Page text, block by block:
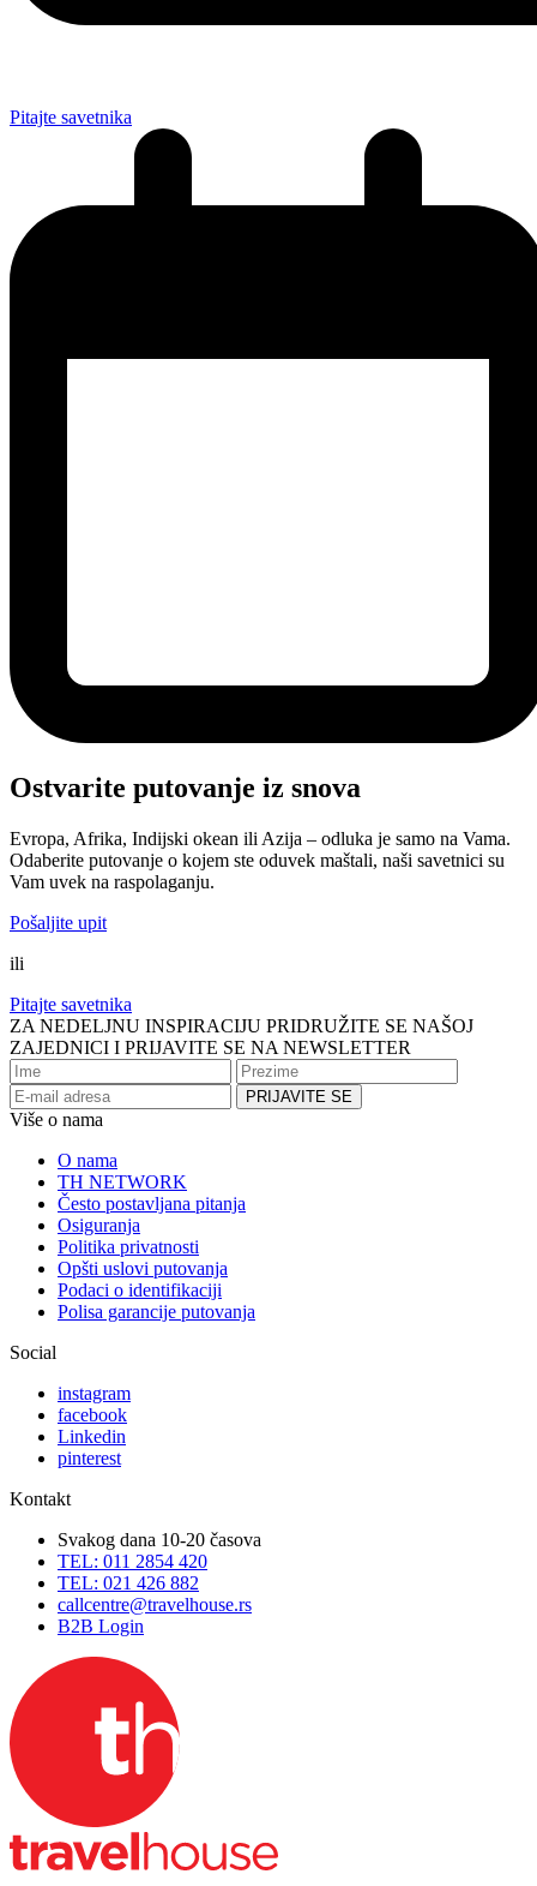
Pitajte savetnika
Ostvarite putovanje iz snova
Evropa, Afrika, Indijski okean ili Azija – odluka je samo na Vama.
Odaberite putovanje o kojem ste oduvek maštali, naši savetnici su
Vam uvek na raspolaganju.
Pošaljite upit
ili
Pitajte savetnika
ZA NEDELJNU INSPIRACIJU PRIDRUŽITE SE NAŠOJ
ZAJEDNICI I PRIJAVITE SE NA NEWSLETTER
Više o nama
O nama
TH NETWORK
Često postavljana pitanja
Osiguranja
Politika privatnosti
Opšti uslovi putovanja
Podaci o identifikaciji
Polisa garancije putovanja
Social
instagram
facebook
Linkedin
pinterest
Kontakt
Svakog dana 10-20 časova
TEL: 011 2854 420
TEL: 021 426 882
callcentre@travelhouse.rs
B2B Login